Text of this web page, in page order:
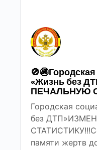
«Жизнь без
ПЕЧАЛЬНУЮ
Городская
без
памяти жертв